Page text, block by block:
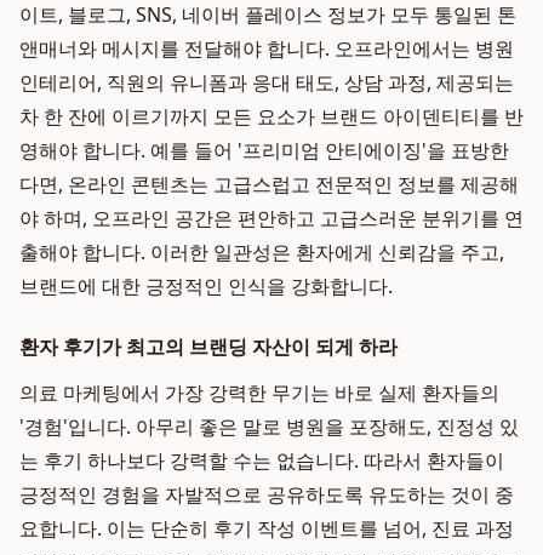
이트, 블로그, SNS, 네이버 플레이스 정보가 모두 통일된 톤
앤매너와 메시지를 전달해야 합니다. 오프라인에서는 병원
인테리어, 직원의 유니폼과 응대 태도, 상담 과정, 제공되는
차 한 잔에 이르기까지 모든 요소가 브랜드 아이덴티티를 반
영해야 합니다. 예를 들어 '프리미엄 안티에이징'을 표방한
다면, 온라인 콘텐츠는 고급스럽고 전문적인 정보를 제공해
야 하며, 오프라인 공간은 편안하고 고급스러운 분위기를 연
출해야 합니다. 이러한 일관성은 환자에게 신뢰감을 주고,
브랜드에 대한 긍정적인 인식을 강화합니다.
환자 후기가 최고의 브랜딩 자산이 되게 하라
의료 마케팅에서 가장 강력한 무기는 바로 실제 환자들의
'경험'입니다. 아무리 좋은 말로 병원을 포장해도, 진정성 있
는 후기 하나보다 강력할 수는 없습니다. 따라서 환자들이
긍정적인 경험을 자발적으로 공유하도록 유도하는 것이 중
요합니다. 이는 단순히 후기 작성 이벤트를 넘어, 진료 과정